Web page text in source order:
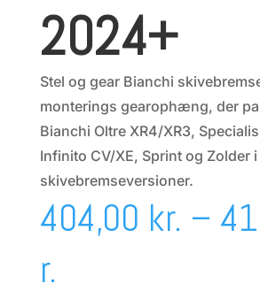
2024+
Stel og gear Bianchi
monterings gearophæng, der
Bianchi Oltre XR4/XR3,
Infinito CV/XE, Sprint og Zolder i
skivebremseversioner.
404,00 kr. –
r.